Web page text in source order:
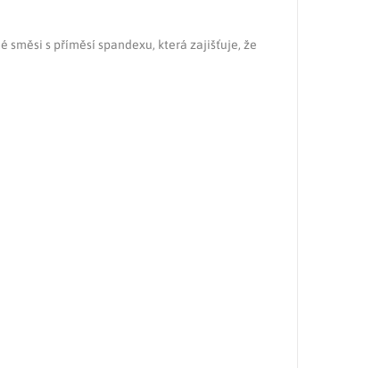
směsi s příměsí spandexu, která zajišťuje, že